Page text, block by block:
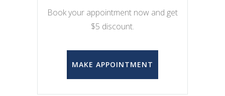
Book your appointment now and get
$5 discount.
MAKE APPOINTMENT